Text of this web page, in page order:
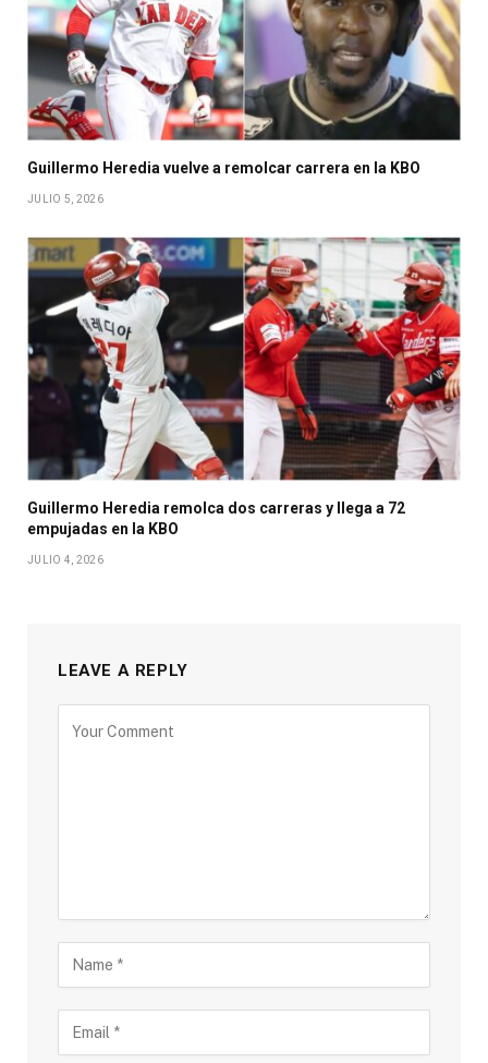
Guillermo Heredia vuelve a remolcar carrera en la KBO
JULIO 5, 2026
Guillermo Heredia remolca dos carreras y llega a 72
empujadas en la KBO
JULIO 4, 2026
LEAVE A REPLY